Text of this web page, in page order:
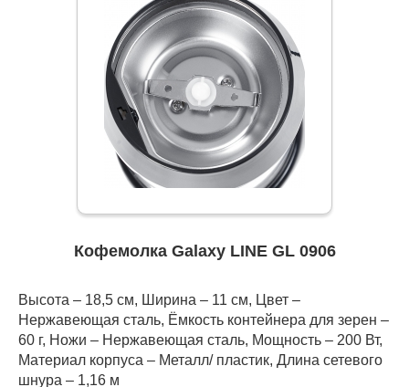
Кофемолка Galaxy LINE GL 0906
Высота – 18,5 см, Ширина – 11 см, Цвет –
Нержавеющая сталь, Ёмкость контейнера для зерен –
60 г, Ножи – Нержавеющая сталь, Мощность – 200 Вт,
Материал корпуса – Металл/ пластик, Длина сетевого
шнура – 1,16 м